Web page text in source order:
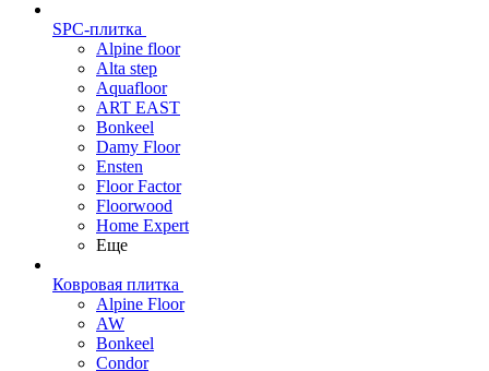
SPC-плитка
Alpine floor
Alta step
Aquafloor
ART EAST
Bonkeel
Damy Floor
Ensten
Floor Factor
Floorwood
Home Expert
Еще
Ковровая плитка
Alpine Floor
AW
Bonkeel
Condor